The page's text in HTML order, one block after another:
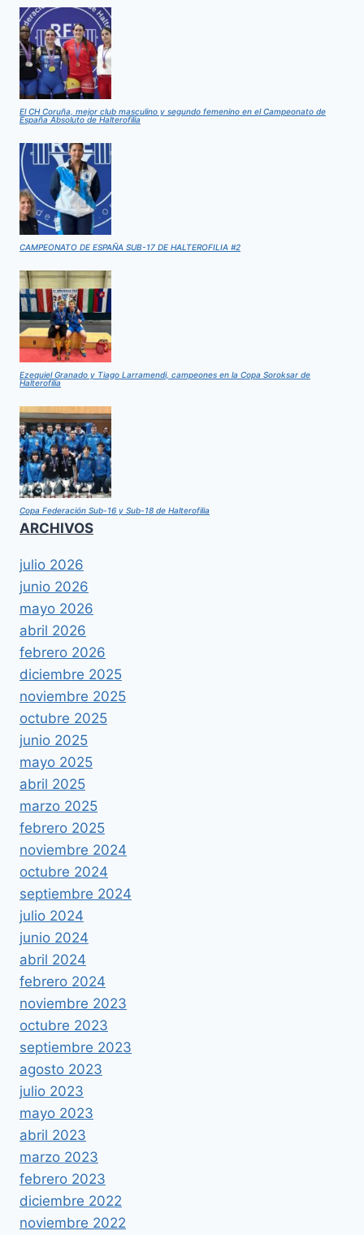
El CH Coruña, mejor club masculino y segundo femenino en el Campeonato de
España Absoluto de Halterofilia
CAMPEONATO DE ESPAÑA SUB-17 DE HALTEROFILIA #2
Ezequiel Granado y Tiago Larramendi, campeones en la Copa Soroksar de
Halterofilia
Copa Federación Sub-16 y Sub-18 de Halterofilia
ARCHIVOS
julio 2026
junio 2026
mayo 2026
abril 2026
febrero 2026
diciembre 2025
noviembre 2025
octubre 2025
junio 2025
mayo 2025
abril 2025
marzo 2025
febrero 2025
noviembre 2024
octubre 2024
septiembre 2024
julio 2024
junio 2024
abril 2024
febrero 2024
noviembre 2023
octubre 2023
septiembre 2023
agosto 2023
julio 2023
mayo 2023
abril 2023
marzo 2023
febrero 2023
diciembre 2022
noviembre 2022